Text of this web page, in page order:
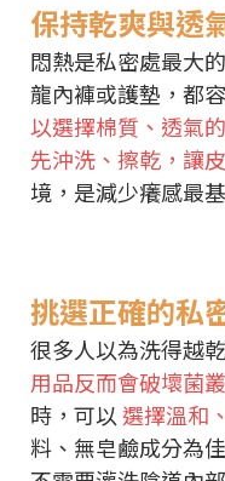
保持乾爽與透
悶熱是私密處最大
龍內褲或護墊，都
以選擇棉質、透氣
先沖洗、擦乾，讓
境，是減少癢感最
挑選正確的私
很多人以為洗得越
用品反而會破壞菌
時，可以 選擇溫和
料、無皂鹼成分為